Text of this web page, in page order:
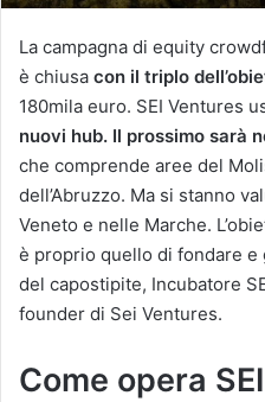
La campagna di equity
è chiusa con il triplo
180mila euro. SEI Ventures
nuovi hub. Il prossimo sarà
che comprende aree del
dell’Abruzzo. Ma si stanno
Veneto e nelle Marche.
è proprio quello di fondare
del capostipite, Incubatore
founder di Sei Ventures.
Come opera